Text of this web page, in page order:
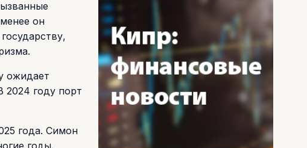
он
ожидает
2024 году порт
года. Симон
годы,